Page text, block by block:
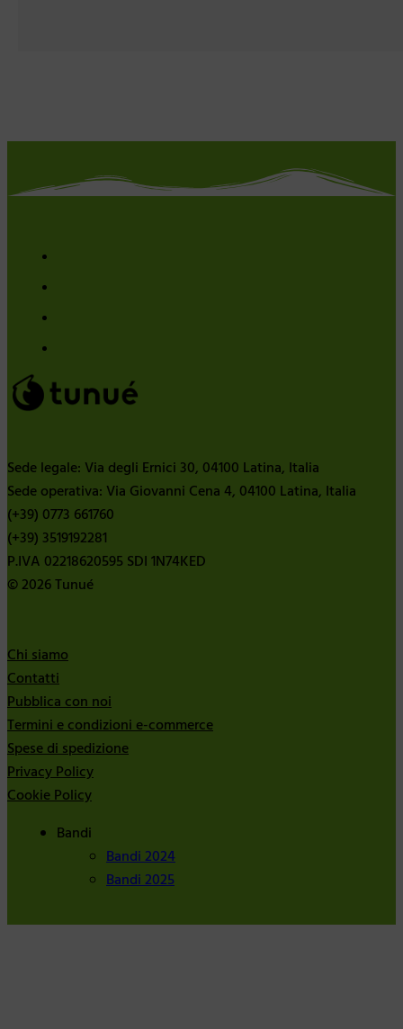
Sede legale: Via degli Ernici 30, 04100 Latina, Italia
Sede operativa: Via Giovanni Cena 4, 04100 Latina, Italia
(+39) 0773 661760
(+39) 3519192281
P.IVA 02218620595 SDI 1N74KED
© 2026 Tunué
Chi siamo
Contatti
Pubblica con noi
Termini e condizioni e-commerce
Spese di spedizione
Privacy Policy
Cookie Policy
Bandi
Bandi 2024
Bandi 2025